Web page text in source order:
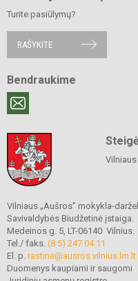
Turite pasiūlymų?
RAŠYKITE
Bendraukime
Vilniaus „Aušros” mokykla-
Savivaldybės Biudžetinė įstaiga.
Medeinos g. 5, LT-06140 Vilnius.
Tel./ faks. (8 5) 247 04 11
El. p. rastine@ausros.vilnius.lm.lt
Duomenys kaupiami ir saugomi